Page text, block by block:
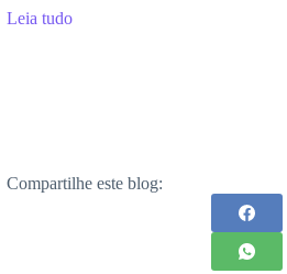
Leia tudo
Compartilhe este blog: